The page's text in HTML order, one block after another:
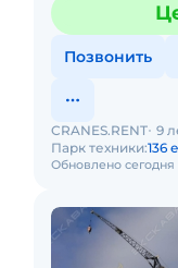
Позвонить
Обновлено сегодня
CRANES.RENT 9
Парк техники:136